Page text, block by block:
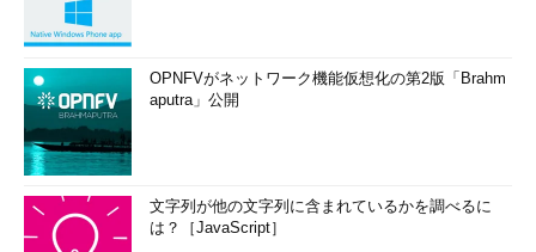
OPNFVがネットワーク機能仮想化の第2版「Brahm
aputra」公開
文字列が他の文字列に含まれているかを調べるに
は？［JavaScript］